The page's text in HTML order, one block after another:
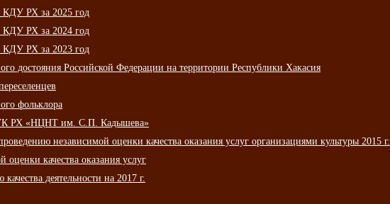
КДУ РХ за 2025 год
КДУ РХ за 2024 год
КДУ РХ за 2023 год
достояния Российской Федерации на территории Республики Хакасия
фольклора
РХ «НЦНТ им. С.П. Кадышева»
независимой оценки качества оказания услуг организациями культуры 2015 г.
оценки качества оказания услуг
деятельности на 2017 г.